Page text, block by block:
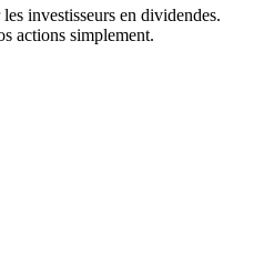
investisseurs en dividendes.
actions simplement.